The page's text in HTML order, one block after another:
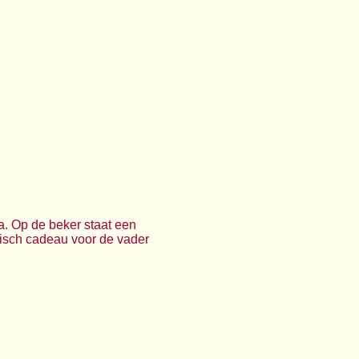
Op de beker staat een
cadeau voor de vader